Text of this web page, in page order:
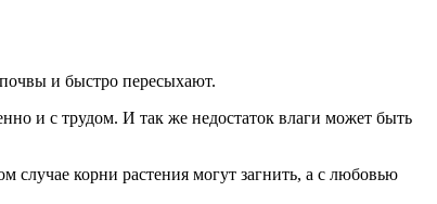
и быстро пересыхают.
и с трудом. И так же недостаток влаги может быть
случае корни растения могут загнить, а с любовью